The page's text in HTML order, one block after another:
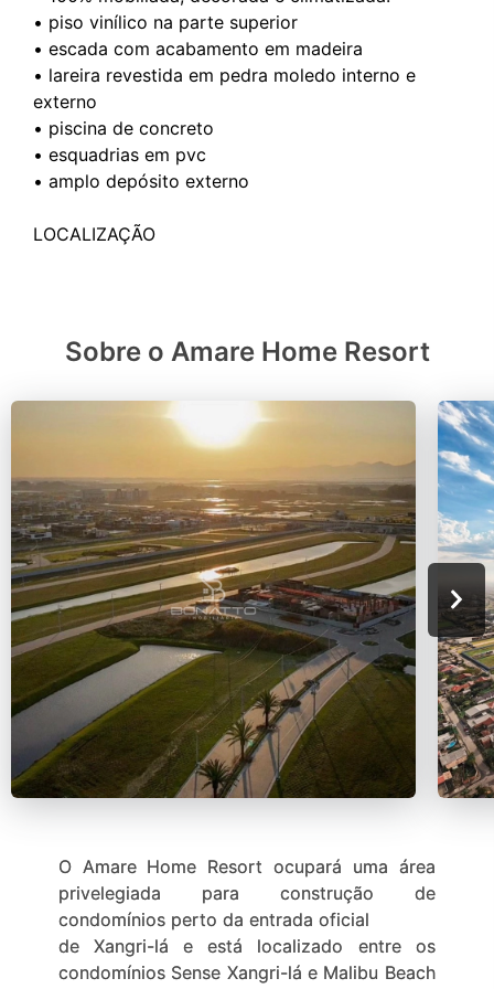
• ⁠piso vinílico na parte superior
• ⁠escada com acabamento em madeira
• ⁠lareira revestida em pedra moledo interno e
externo
• ⁠piscina de concreto
• ⁠esquadrias em pvc
• ⁠amplo depósito externo
Sobre o Amare Home Resort
O Amare Home Resort ocupará uma área
privelegiada para construção de
condomínios perto da entrada oficial
de Xangri-lá e está localizado entre os
condomínios Sense Xangri-lá e Malibu Beach